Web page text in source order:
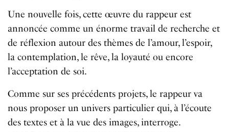
Une nouvelle fois, cette œuvre du rappeur est
annoncée comme un énorme travail de recherche et
de réflexion autour des thèmes de l’amour, l’espoir,
la contemplation, le rêve, la loyauté ou encore
l’acceptation de soi.
Comme sur ses précédents projets, le rappeur va
nous proposer un univers particulier qui, à l’écoute
des textes et à la vue des images, interroge.